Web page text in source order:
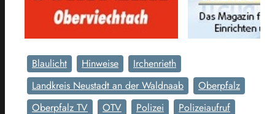
Blaulicht Hinweise
Irchenrieth
Landkreis Neustadt an der Waldnaab
Oberpfalz
Oberpfalz TV
OTV Polizei
Polizeiaufruf